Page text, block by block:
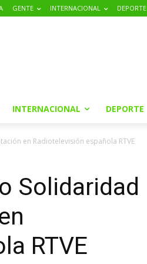
GENTE INTERNACIONAL DEPORTE
INTERNACIONAL DEPORTE
en Radiotelevisión española RTVE
Solidaridad
RTVE